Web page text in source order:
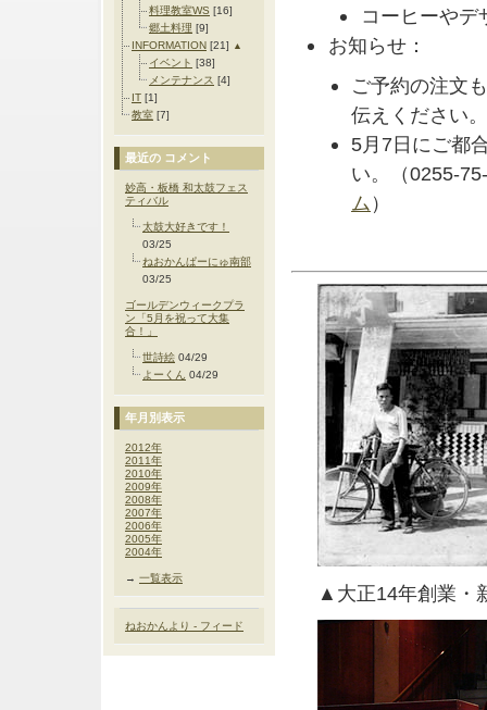
料理教室WS [16]
郷土料理 [9]
INFORMATION [21] ▲
イベント [38]
メンテナンス [4]
IT [1]
教室 [7]
最近の コメント
妙高・板橋 和太鼓フェス
ティバル
太鼓大好きです！
03/25
ねおかんぱーにゅ南部
03/25
ゴールデンウィークプラ
ン「5月を祝って大集
合！」
世詩絵 04/29
よーくん
04/29
年月別表示
2012年
2011年
2010年
2009年
2008年
2007年
2006年
2005年
2004年
→ 一覧表示
ねおかんより - フィード
コーヒーやデ
お知らせ：
ご予約の注文
伝えください。
5月7日にご都
い。（0255-
ム ）
▲大正14年創業・